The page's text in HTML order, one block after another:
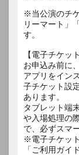
※当公演のチ
リーマート」
す。
【電子チケッ
お申込み前に
アプリをイン
子チケット設
あります。
タブレット端
や入場処理の
で、必ずスマ
※電子チケッ
「ご利用ガイ